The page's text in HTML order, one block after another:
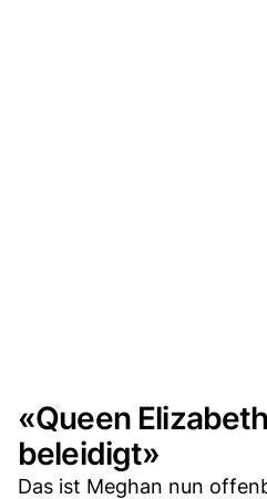
«Queen
beleidigt»
Das ist Meghan nun